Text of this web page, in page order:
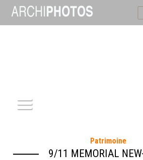
ARCHITECTURE
Patrimoine
9/11 MEMORIAL